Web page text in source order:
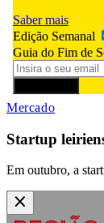
Saber mais
Edição Semanal
Guia do Fim de
Mercado
Startup
Em outubro, a